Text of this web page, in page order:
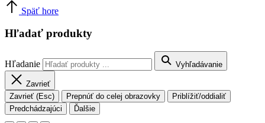
Späť hore
Hľadať produkty
Hľadanie Vyhľadávanie
Zavrieť
Zavrieť (Esc)
Prepnúť do celej obrazovky
Priblížiť/oddialiť
Predchádzajúci
Ďalšie